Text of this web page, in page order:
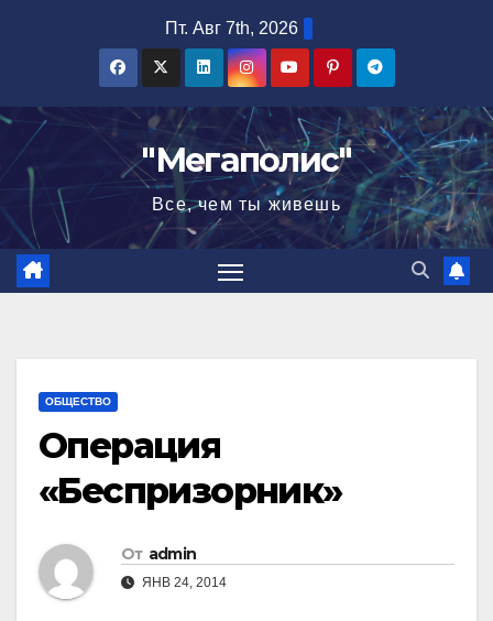
Пт. Авг 7th, 2026
"Мегаполис"
Все, чем ты живешь
ОБЩЕСТВО
Операция
«Беспризорник»
От admin
ЯНВ 24, 2014